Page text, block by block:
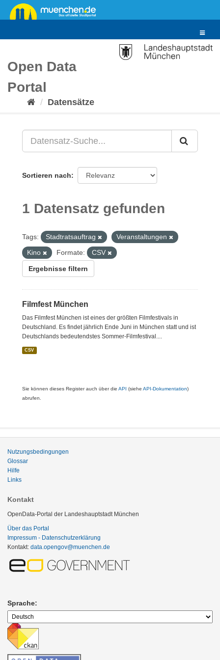
Überspringen
zum
Toggle
Open Data
Portal
Datensätze
Sortieren nach
1 Datensatz gefunden
Tags: Stadtratsauftrag
Veranstaltungen
Kino
Formate: CSV
Ergebnisse filtern
Filmfest München
Das Filmfest München ist eines der größten Filmfestivals in
Deutschland. Es findet jährlich Ende Juni in München statt und ist
Deutschlands bedeutendstes Sommer-Filmfestival....
CSV
Sie können dieses Register auch über die API (siehe API-Dokumentation)
abrufen.
Nutzungsbedingungen
Glossar
Hilfe
Links
Kontakt
OpenData-Portal der Landeshauptstadt München
Über das Portal
Impressum - Datenschutzerklärung
Kontakt: data.opengov@muenchen.de
Sprache